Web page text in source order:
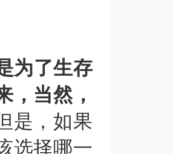
为了生存
，当然，
是，如果
选择哪一